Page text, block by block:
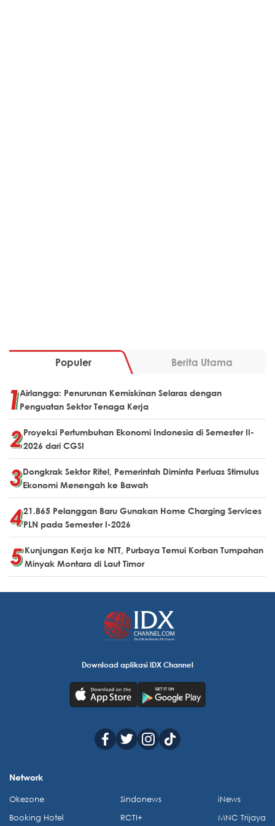
Populer Berita Utama
Airlangga: Penurunan Kemiskinan Selaras dengan
Penguatan Sektor Tenaga Kerja
Proyeksi Pertumbuhan Ekonomi Indonesia di Semester II-
2026 dari CGSI
Dongkrak Sektor Ritel, Pemerintah Diminta Perluas Stimulus
Ekonomi Menengah ke Bawah
21.865 Pelanggan Baru Gunakan Home Charging Services
PLN pada Semester I-2026
Kunjungan Kerja ke NTT, Purbaya Temui Korban Tumpahan
Minyak Montara di Laut Timor
Download aplikasi IDX Channel
Network
Okezone
Booking Hotel
Sindonews
RCTI+
iNews
MNC Trijaya